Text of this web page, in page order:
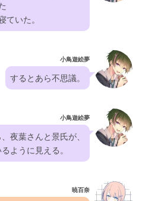
いた。
小鳥遊絵夢
するとあら不思議。
小鳥遊絵夢
夜葉さんと景氏が、
ように見える。
暁百奈